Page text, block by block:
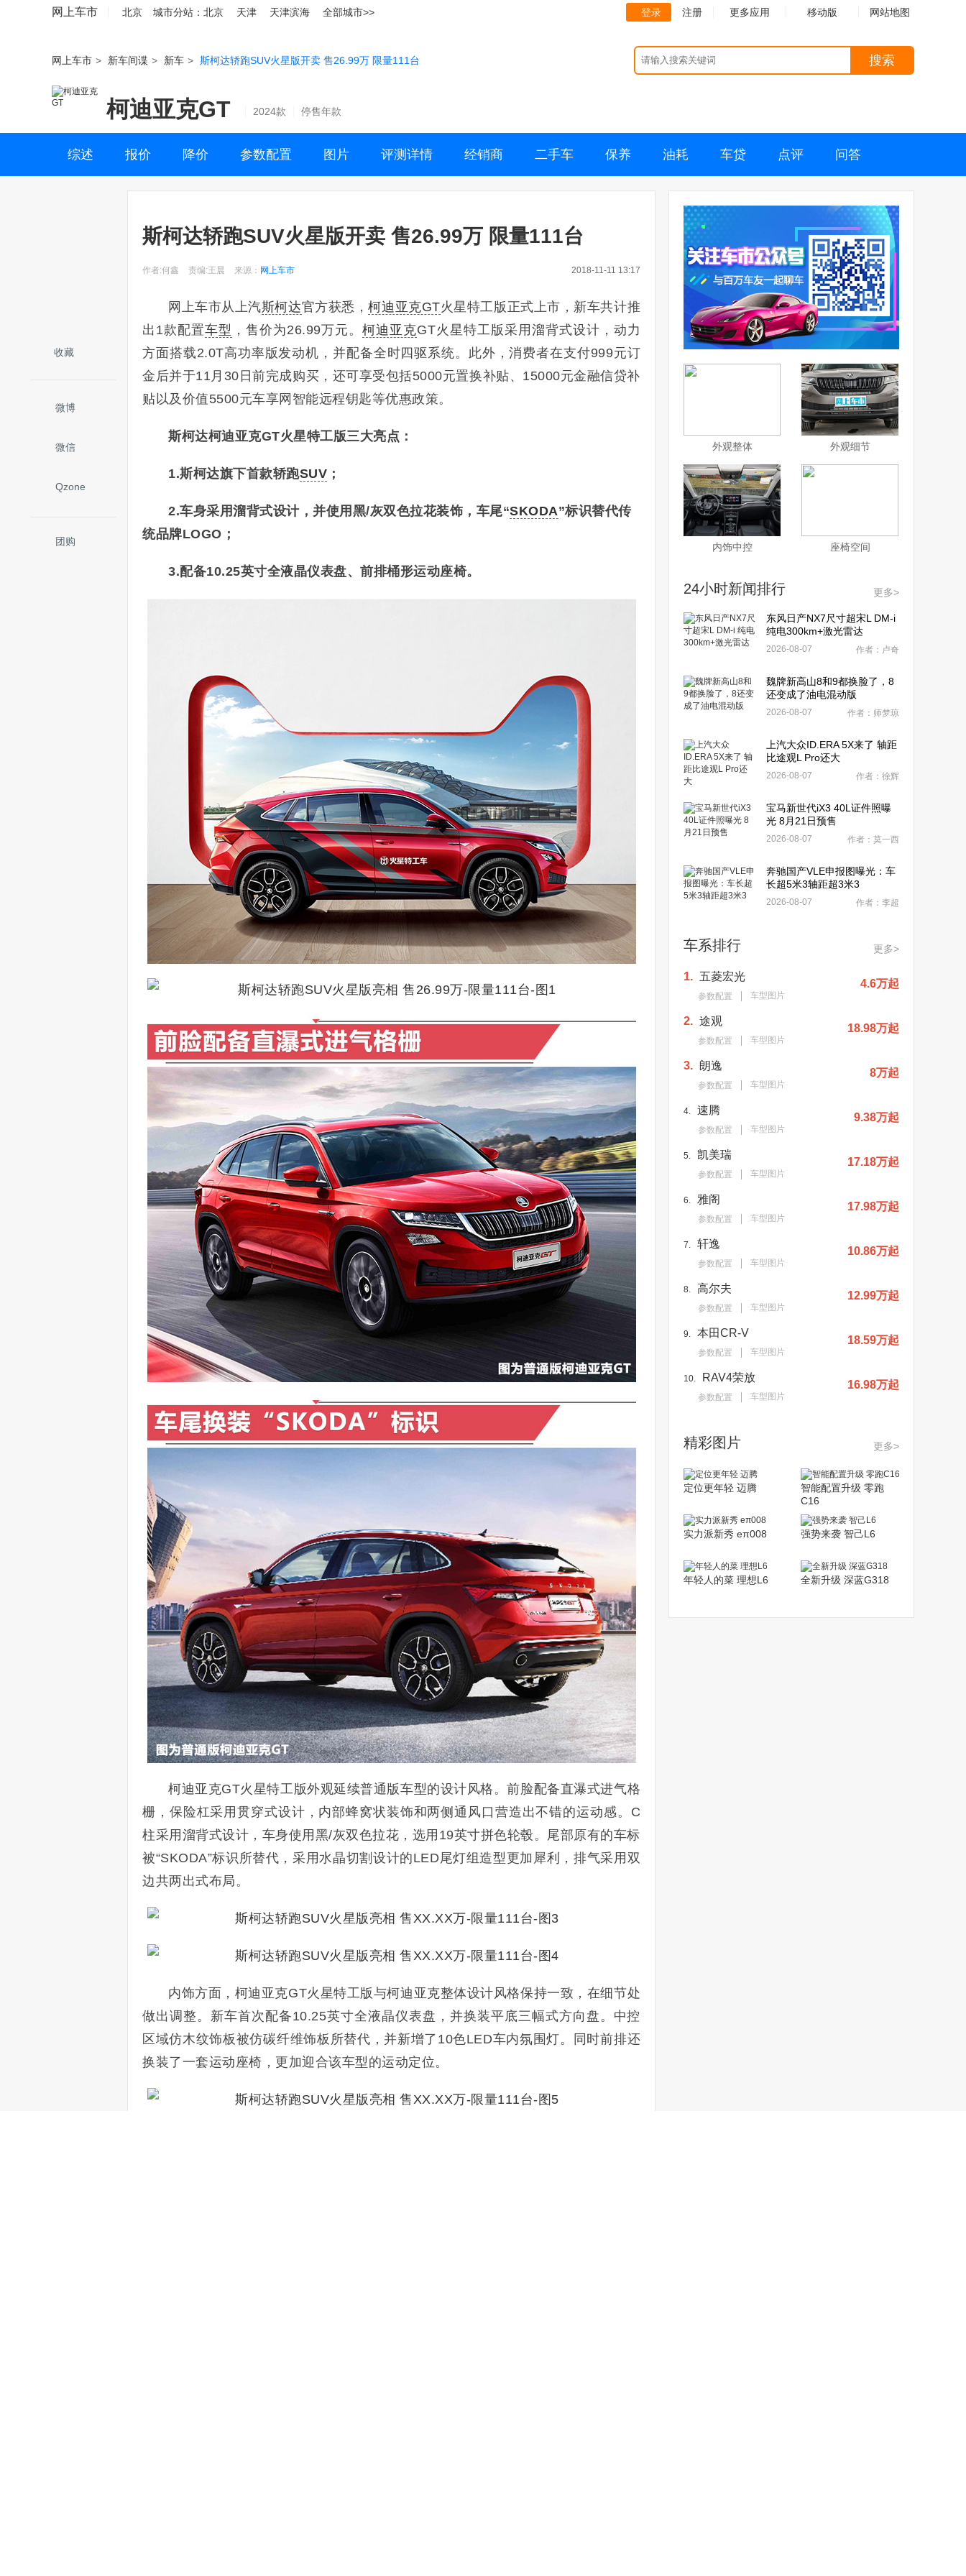
网上车市 北京 城市分站： 北京 天津 天津滨海 全部城市>> 登录 注册 更多应用 移动版 网站地图
网上车市 > 新车间谍 > 新车 > 斯柯达轿跑SUV火星版开卖 售26.99万 限量111台 搜索
柯迪亚克GT 2024款 停售年款
综述 报价 降价 参数配置 图片 评测详情 经销商 二手车 保养 油耗 车贷 点评 问答
收藏
微博
微信
Qzone
团购
斯柯达轿跑SUV火星版开卖 售26.99万 限量111台
作者:何鑫 责编:王晨 来源： 网上车市 2018-11-11 13:17
网上车市从上汽斯柯达官方获悉，柯迪亚克GT火星特工版正式上市，新车共计推
出1款配置车型 ，售价为26.99万元。 柯迪亚克GT火星特工版采用溜背式设计，动力
方面搭载2.0T高功率版发动机，并配备全时四驱系统。 此外，消费者在支付999元订
金后并于11月30日前完成购买，还可享受包括5000元置换补贴、15000元金融信贷补
贴 以及 价值5500元车享网智能远程钥匙等优惠政策。
斯柯达柯迪亚克GT火星特工版三大亮点：
1.斯柯达旗下首款轿跑SUV ；
2.车身采用溜背式设计，并使用黑/灰双色拉花装饰 ，车尾“SKODA”标识替代传
统品牌LOGO；
3.配备10.25英寸全液晶仪表盘、 前排桶形运动座椅。
柯迪亚克GT火星特工版外观延续普通版车型的设计风格。前脸配备直瀑式进气格
栅，保险杠采用贯穿式设计，内部蜂窝状装饰和两侧通风口营造出不错的运动感。C
柱采用溜背式设计，车身使用黑/灰双色拉花，选用19英寸拼色轮毂。尾部原有的车标
被“SKODA”标识所替代，采用水晶切割设计的LED尾灯组造型更加犀利，排气采用双
边共两出式布局。
内饰方面，柯迪亚克GT火星特工版与柯迪亚克整体设计风格保持一致，在细节处
做出调整。新车首次配备10.25英寸全液晶仪表盘，并换装平底三幅式方向盘。中控
区域仿木纹饰板被仿碳纤维饰板所替代，并新增了10色LED车内氛围灯。同时前排还
换装了一套运动座椅，更加迎合该车型的运动定位。
外观整体 外观细节
内饰中控 座椅空间
24小时新闻排行 更多>
东风日产NX7尺寸超宋L DM-i
纯电300km+激光雷达
2026-08-07 作者：卢奇
魏牌新高山8和9都换脸了，8
还变成了油电混动版
2026-08-07 作者：师梦琼
上汽大众ID.ERA 5X来了 轴距
比途观L Pro还大
2026-08-07 作者：徐辉
宝马新世代iX3 40L证件照曝
光 8月21日预售
2026-08-07 作者：莫一西
奔驰国产VLE申报图曝光：车
长超5米3轴距超3米3
2026-08-07 作者：李超
车系排行 更多>
1. 五菱宏光
参数配置 车型图片
4.6万起
2. 途观
参数配置 车型图片
18.98万起
3. 朗逸
参数配置 车型图片
8万起
4. 速腾
参数配置 车型图片
9.38万起
5. 凯美瑞
参数配置 车型图片
17.18万起
6. 雅阁
参数配置 车型图片
17.98万起
7. 轩逸
参数配置 车型图片
10.86万起
8. 高尔夫
参数配置 车型图片
12.99万起
9. 本田CR-V
参数配置 车型图片
18.59万起
10. RAV4荣放
参数配置 车型图片
16.98万起
精彩图片 更多>
定位更年轻 迈腾
智能配置升级 零跑
C16
实力派新秀 eπ008 强势来袭 智己L6
年轻人的菜 理想L6 全新升级 深蓝G318